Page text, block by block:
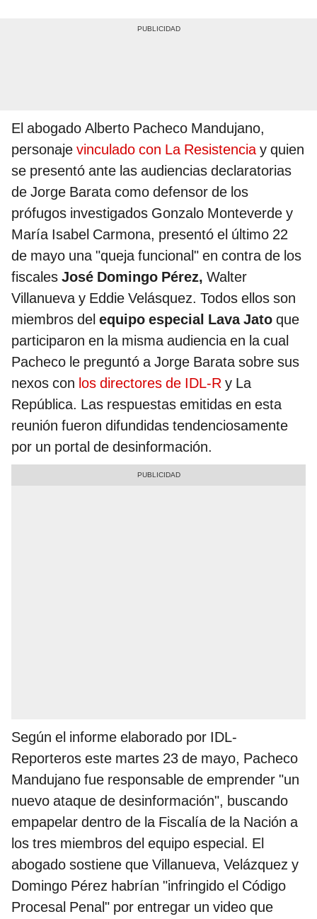
El abogado Alberto Pacheco Mandujano,
personaje vinculado con La Resistenciay quien
se presentó ante las audiencias declaratorias
de Jorge Barata como defensor de los
prófugos investigados Gonzalo Monteverde y
María Isabel Carmona, presentó el último 22
de mayo una "queja funcional" en contra de los
fiscales José Domingo Pérez, Walter
Villanueva y Eddie Velásquez. Todos ellos son
miembros del equipo especial Lava Jato que
participaron en la misma audiencia en la cual
Pacheco le preguntó a Jorge Barata sobre sus
nexos con los directores de IDL-R y La
República. Las respuestas emitidas en esta
reunión fueron difundidas tendenciosamente
por un portal de desinformación.
Según el informe elaborado por IDL-
Reporteros este martes 23 de mayo, Pacheco
Mandujano fue responsable de emprender "un
nuevo ataque de desinformación", buscando
empapelar dentro de la Fiscalía de la Nación a
los tres miembros del equipo especial. El
abogado sostiene que Villanueva, Velázquez y
Domingo Pérez habrían "infringido el Código
Procesal Penal" por entregar un video que